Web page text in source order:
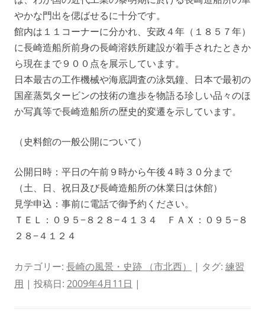
やかな門出を偲ばせるに十分です。
館内は１１コーナーに分かれ、安政４年（１８５７年）
に長崎造船所前身の長崎溶鉄所建設が着手されたときか
ら現在まで９００点を展示しています。
日本最古の工作機械や海底調査の泳気鐘、日本で最初の
国産蒸気タービンの技術の進歩を物語る珍しい品々のほ
か写真等で長崎造船所の歴史的変遷を示しています。
（史料館の一般公開について）
公開日時：平日の午前９時から午後４時３０分まで
（土、日、祝日及び長崎造船所の休業日は休館）
見学申込：事前に電話で御予約ください。
ＴＥＬ：０９５−８２８−４１３４ ＦＡＸ：０９５−８
２８−４１２４
カテゴリー: 長崎の風景・史跡 （市北西） | タグ: 練習
用 | 投稿日: 2009年4月11日 |